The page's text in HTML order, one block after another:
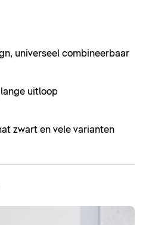
universeel combineerbaar
uitloop
zwart en vele varianten